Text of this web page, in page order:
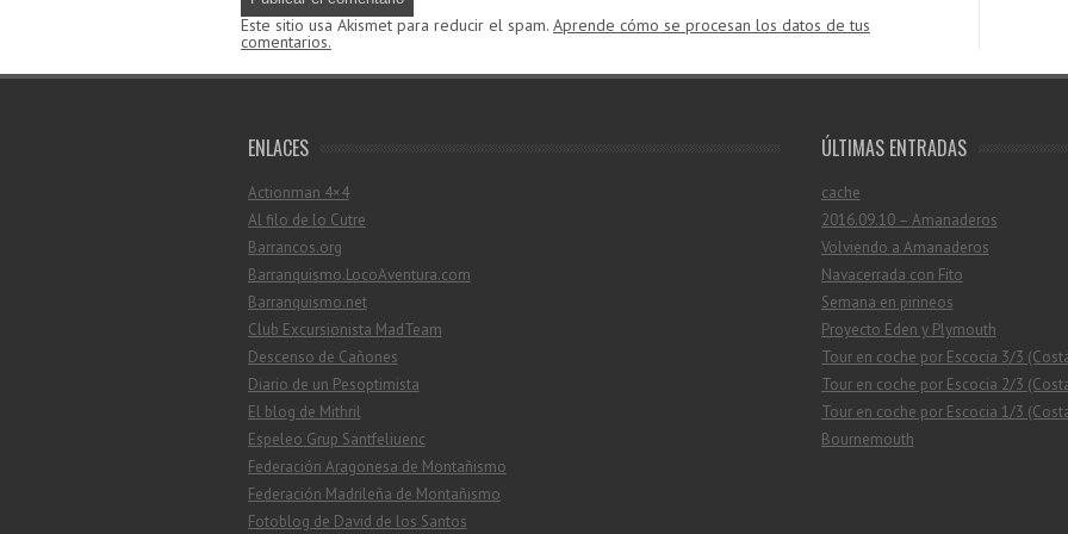
Este sitio usa Akismet para reducir el spam. Aprende cómo se procesan los datos de tus
comentarios.
ENLACES
Actionman 4×4
Al filo de lo Cutre
Barrancos.org
Barranquismo.LocoAventura.com
Barranquismo.net
Club Excursionista MadTeam
Descenso de Cañones
Diario de un Pesoptimista
El blog de Mithril
Espeleo Grup Santfeliuenc
Federación Aragonesa de Montañismo
Federación Madrileña de Montañismo
Fotoblog de David de los Santos
ÚLTIMAS ENTRADAS
cache
2016.09.10 – Amanaderos
Volviendo a Amanaderos
Navacerrada con Fito
Semana en pirineos
Proyecto Eden y Plymouth
Tour en coche por Escocia 3/3
Tour en coche por Escocia 2/3
Tour en coche por Escocia 1/3
Bournemouth